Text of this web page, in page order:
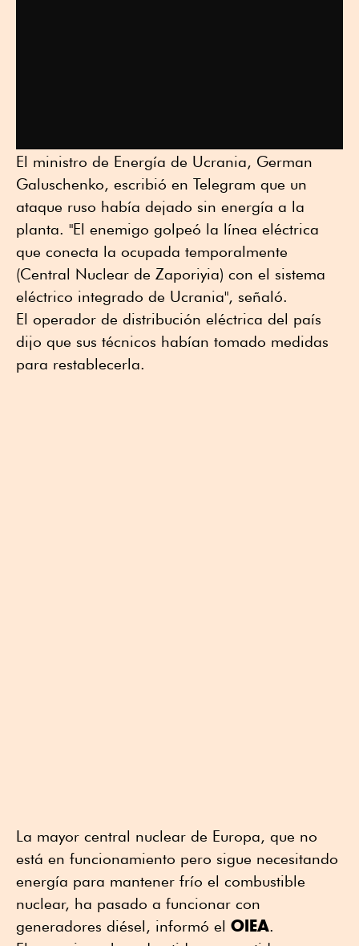
El ministro de Energía de Ucrania, German
Galuschenko, escribió en Telegram que un
ataque ruso había dejado sin energía a la
planta. "El enemigo golpeó la línea eléctrica
que conecta la ocupada temporalmente
(Central Nuclear de Zaporiyia) con el sistema
eléctrico integrado de Ucrania", señaló.
El operador de distribución eléctrica del país
dijo que sus técnicos habían tomado medidas
para restablecerla.
La mayor central nuclear de Europa, que no
está en funcionamiento pero sigue necesitando
energía para mantener frío el combustible
nuclear, ha pasado a funcionar con
generadores diésel, informó el OIEA.